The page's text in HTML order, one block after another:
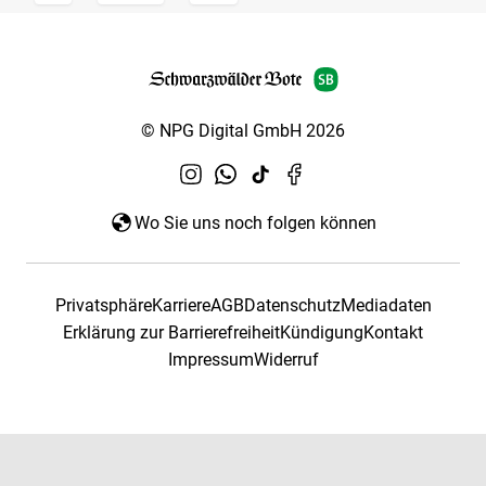
© NPG Digital GmbH 2026
Wo Sie uns noch folgen können
PrivatsphäreKarriereAGBDatenschutzMediadaten
Erklärung zur BarrierefreiheitKündigungKontakt
ImpressumWiderruf